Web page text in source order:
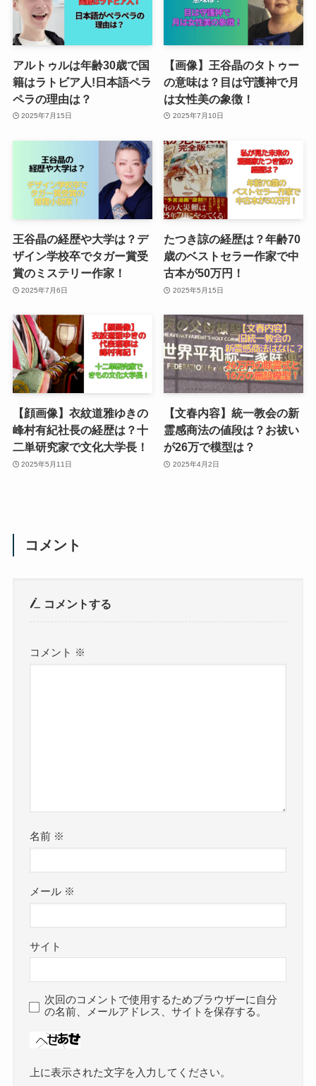
アルトゥルは年齢30歳で国
籍はラトビア人!日本語ペラ
ペラの理由は？
2025年7月15日
【画像】王谷晶のタトゥー
の意味は？目は守護神で月
は女性美の象徴！
2025年7月10日
王谷晶の経歴や大学は？デ
ザイン学校卒でタガー賞受
賞のミステリー作家！
2025年7月6日
たつき諒の経歴は？年齢70
歳のベストセラー作家で中
古本が50万円！
2025年5月15日
【顔画像】衣紋道雅ゆきの
峰村有紀社長の経歴は？十
二単研究家で文化大学長！
2025年5月11日
【文春内容】統一教会の新
霊感商法の値段は？お祓い
が26万で模型は？
2025年4月2日
コメント
コメントする
コメント ※
名前 ※
メール ※
サイト
次回のコメントで使用するためブラウザーに自分
の名前、メールアドレス、サイトを保存する。
上に表示された文字を入力してください。